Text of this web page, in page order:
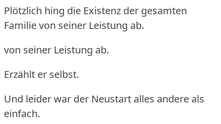
Plötzlich hing die Existenz der gesamten
Familie von seiner Leistung ab.
von seiner Leistung ab.
Erzählt er selbst.
Und leider war der Neustart alles andere als
einfach.